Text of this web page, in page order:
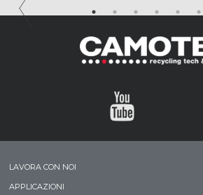
LAVORA CON NOI
APPLICAZIONI